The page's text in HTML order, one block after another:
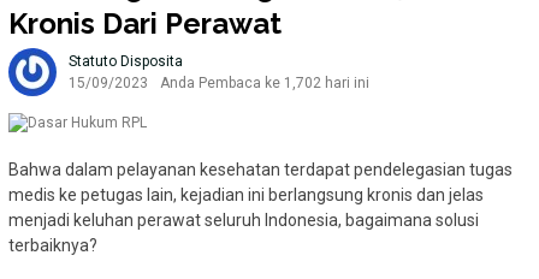
Kronis Dari Perawat
Statuto Disposita
15/09/2023
Anda Pembaca ke 1,702 hari ini
Bahwa dalam pelayanan kesehatan terdapat pendelegasian tugas
medis ke petugas lain, kejadian ini berlangsung kronis dan jelas
menjadi keluhan perawat seluruh Indonesia, bagaimana solusi
terbaiknya?